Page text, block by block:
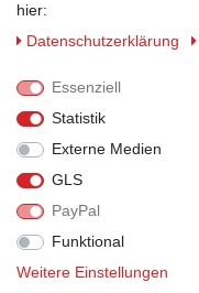
VERSANDPARTNER
hier:
Daten­schutz­erklärung
Essenziell
Statistik
Externe Medien
GLS
PayPal
Funktional
Weitere Einstellungen